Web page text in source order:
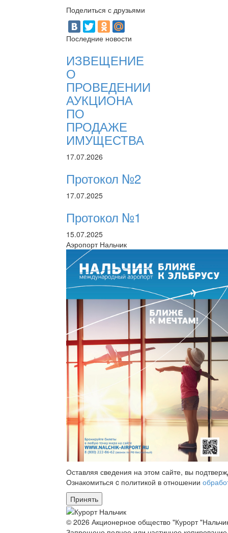
Поделиться с друзьями
Последние новости
ИЗВЕЩЕНИЕ
О
ПРОВЕДЕНИИ
АУКЦИОНА
ПО
ПРОДАЖЕ
ИМУЩЕСТВА
17.07.2026
Протокол №2
17.07.2025
Протокол №1
15.07.2025
Аэропорт Нальчик
Оставляя сведения на этом сайте, вы
Ознакомиться c политикой в отношении
Принять
© 2026 Акционерное общество "Курорт